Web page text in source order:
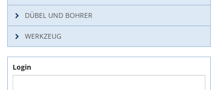
DÜBEL UND BOHRER
WERKZEUG
Login